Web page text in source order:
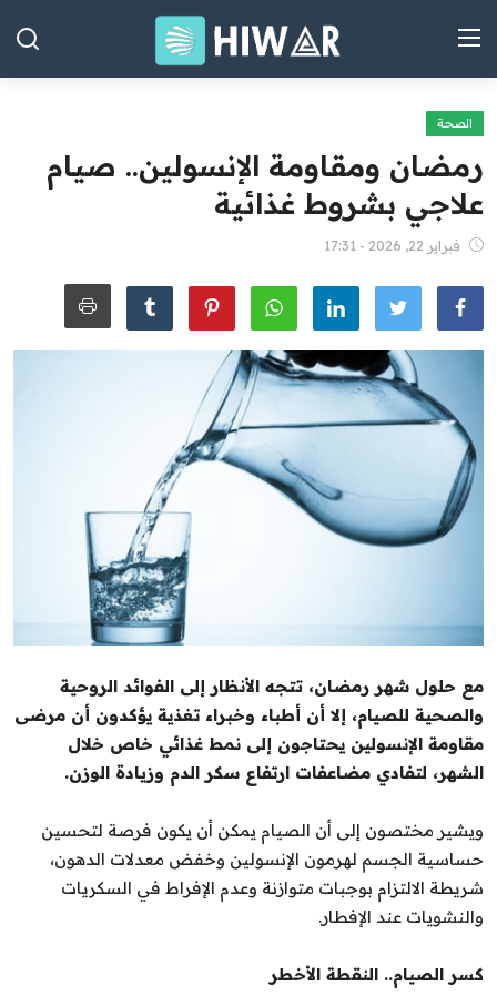
الصفحة الرئيسية
العراق
الشرق الأوسط
العالم
المقالات
الاقتصاد
الصحة
رياضة
الشباب
صور
المنوعات
اليوم في التاريخ
Arabic
الصحة
رمضان ومقاومة الإنسولين.. صيام
علاجي بشروط غذائية
فبراير 22, 2026 - 17:31
مع حلول شهر رمضان، تتجه الأنظار إلى الفوائد الروحية
والصحية للصيام، إلا أن أطباء وخبراء تغذية يؤكدون أن مرضى
مقاومة الإنسولين يحتاجون إلى نمط غذائي خاص خلال
الشهر، لتفادي مضاعفات ارتفاع سكر الدم وزيادة الوزن.
ويشير مختصون إلى أن الصيام يمكن أن يكون فرصة لتحسين
حساسية الجسم لهرمون الإنسولين وخفض معدلات الدهون،
شريطة الالتزام بوجبات متوازنة وعدم الإفراط في السكريات
والنشويات عند الإفطار.
كسر الصيام.. النقطة الأخطر